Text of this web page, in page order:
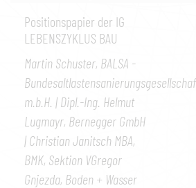
Positionspapier der IG
LEBENSZYKLUS BAU
Martin Schuster, BALSA -
m.b.H. | Dipl.-Ing. Helmut
Lugmayr, Bernegger GmbH
| Christian Janitsch MBA,
BMK, Sektion VGregor
Gnjezda, Boden + Wasser